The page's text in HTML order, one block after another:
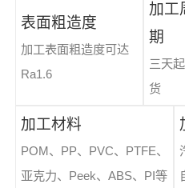
表面粗造度
加工表面粗造度可达
Ra1.6
加工
期
三天
货
加工材料
POM、PP、PVC、PTFE、
亚克力、Peek、ABS、PI等